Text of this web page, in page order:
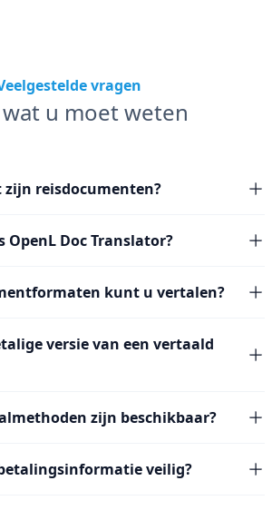
vragen
u moet weten
zijn reisdocumenten?
OpenL Doc Translator?
kunt u vertalen?
versie van een vertaald
zijn beschikbaar?
veilig?